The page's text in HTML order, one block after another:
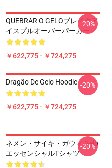
QUEBRAR O GELOブレイクア
イスプルオーバーパーカー
￥622,775 - ￥724,275
-20%
Dragão De Gelo Hoodie
￥622,775 - ￥724,275
-20%
ネメン・サイキ・ガウィ Gelo
エッセンシャルTシャツ
-20%